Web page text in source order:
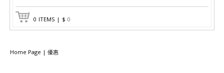
0 ITEMS | $ 0
Home Page | 優惠